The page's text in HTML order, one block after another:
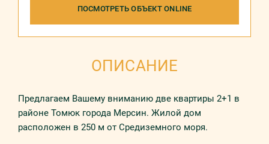
ПОСМОТРЕТЬ ОБЪЕКТ ONLINE
ОПИСАНИЕ
Предлагаем Вашему вниманию две квартиры 2+1 в
районе Томюк города Мерсин. Жилой дом
расположен в 250 м от Средиземного моря.